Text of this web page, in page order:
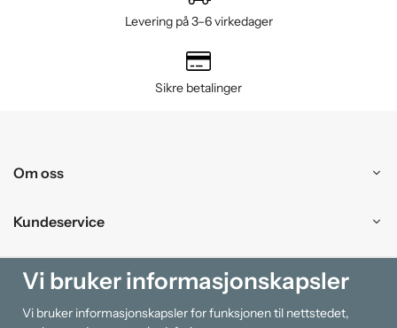
Levering på 3–6 virkedager
Sikre betalinger
Om oss
Kundeservice
Kjøpesenter
Information
Vi bruker informasjonskapsler
Vi bruker informasjonskapsler for funksjonen til nettstedet,